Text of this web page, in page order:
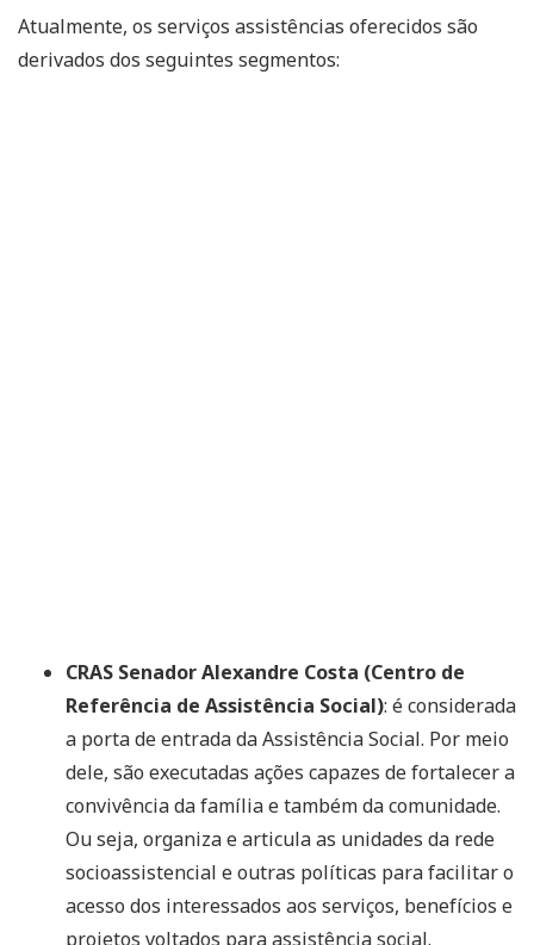
Atualmente, os serviços assistências oferecidos são
derivados dos seguintes segmentos:
CRAS Senador Alexandre Costa (Centro de
Referência de Assistência Social): é considerada
a porta de entrada da Assistência Social. Por meio
dele, são executadas ações capazes de fortalecer a
convivência da família e também da comunidade.
Ou seja, organiza e articula as unidades da rede
socioassistencial e outras políticas para facilitar o
acesso dos interessados aos serviços, benefícios e
projetos voltados para assistência social.